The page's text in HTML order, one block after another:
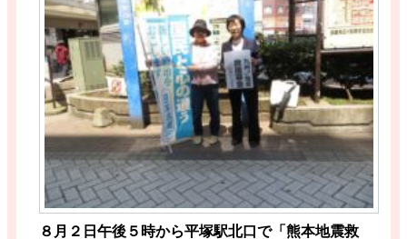
８月２日午後５時から平塚駅北口で「熊本地震救